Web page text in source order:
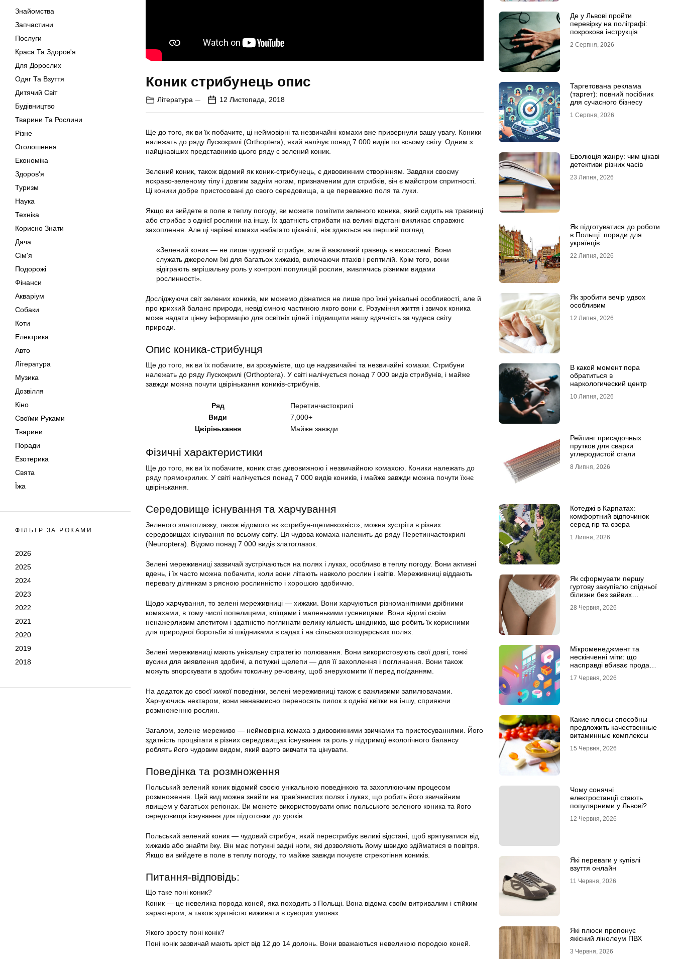
Знайомства
Запчастини
Послуги
Краса Та Здоров'я
Для Дорослих
Одяг Та Взуття
Дитячий Світ
Будівництво
Тварини Та Рослини
Різне
Оголошення
Економіка
Здоров'я
Туризм
Наука
Техніка
Корисно Знати
Дача
Сім'я
Подорожі
Фінанси
Акваріум
Собаки
Коти
Електрика
Авто
Література
Музика
Дозвілля
Кіно
Своїми Руками
Тварини
Поради
Езотерика
Свята
Їжа
ФІЛЬТР ЗА РОКАМИ
2026
2025
2024
2023
2022
2021
2020
2019
2018
Коник стрибунець опис
Література 12 Листопада, 2018
Ще до того, як ви їх побачите, ці неймовірні та незвичайні комахи вже привернули вашу увагу. Коники
належать до ряду Лускокрилі (Orthoptera), який налічує понад 7 000 видів по всьому світу. Одним з
найцікавіших представників цього ряду є зелений коник.
Зелений коник, також відомий як коник-стрибунець, є дивовижним створінням. Завдяки своєму
яскраво-зеленому тілу і довгим заднім ногам, призначеним для стрибків, він є майстром спритності.
Ці коники добре пристосовані до свого середовища, а це переважно поля та луки.
Якщо ви вийдете в поле в теплу погоду, ви можете помітити зеленого коника, який сидить на травинці
або стрибає з однієї рослини на іншу. Їх здатність стрибати на великі відстані викликає справжнє
захоплення. Але ці чарівні комахи набагато цікавіші, ніж здається на перший погляд.
«Зелений коник — не лише чудовий стрибун, але й важливий гравець в екосистемі. Вони
служать джерелом їжі для багатьох хижаків, включаючи птахів і рептилій. Крім того, вони
відіграють вирішальну роль у контролі популяцій рослин, живлячись різними видами
рослинності».
Досліджуючи світ зелених коників, ми можемо дізнатися не лише про їхні унікальні особливості, але й
про крихкий баланс природи, невід’ємною частиною якого вони є. Розуміння життя і звичок коника
може надати цінну інформацію для освітніх цілей і підвищити нашу вдячність за чудеса світу
природи.
Опис коника-стрибунця
Ще до того, як ви їх побачите, ви зрозумієте, що це надзвичайні та незвичайні комахи. Стрибуни
належать до ряду Лускокрилі (Orthoptera). У світі налічується понад 7 000 видів стрибунів, і майже
завжди можна почути цвірінькання коників-стрибунів.
Ряд
Перетинчастокрилі
Види
7,000+
Цвірінькання
Майже завжди
Фізичні характеристики
Ще до того, як ви їх побачите, коник стає дивовижною і незвичайною комахою. Коники належать до
ряду прямокрилих. У світі налічується понад 7 000 видів коників, і майже завжди можна почути їхнє
цвірінькання.
Середовище існування та харчування
Зеленого златоглазку, також відомого як «стрибун-щетинкохвіст», можна зустріти в різних
середовищах існування по всьому світу. Ця чудова комаха належить до ряду Перетинчастокрилі
(Neuroptera). Відомо понад 7 000 видів златоглазок.
Зелені мереживниці зазвичай зустрічаються на полях і луках, особливо в теплу погоду. Вони активні
вдень, і їх часто можна побачити, коли вони літають навколо рослин і квітів. Мереживниці віддають
перевагу ділянкам з рясною рослинністю і хорошою здобиччю.
Щодо харчування, то зелені мереживниці — хижаки. Вони харчуються різноманітними дрібними
комахами, в тому числі попелицями, кліщами і маленькими гусеницями. Вони відомі своїм
ненажерливим апетитом і здатністю поглинати велику кількість шкідників, що робить їх корисними
для природної боротьби зі шкідниками в садах і на сільськогосподарських полях.
Зелені мереживниці мають унікальну стратегію полювання. Вони використовують свої довгі, тонкі
вусики для виявлення здобичі, а потужні щелепи — для її захоплення і поглинання. Вони також
можуть впорскувати в здобич токсичну речовину, щоб знерухомити її перед поїданням.
На додаток до своєї хижої поведінки, зелені мереживниці також є важливими запилювачами.
Харчуючись нектаром, вони ненавмисно переносять пилок з однієї квітки на іншу, сприяючи
розмноженню рослин.
Загалом, зелене мереживо — неймовірна комаха з дивовижними звичками та пристосуваннями. Його
здатність процвітати в різних середовищах існування та роль у підтримці екологічного балансу
роблять його чудовим видом, який варто вивчати та цінувати.
Поведінка та розмноження
Польський зелений коник відомий своєю унікальною поведінкою та захоплюючим процесом
розмноження. Цей вид можна знайти на трав’янистих полях і луках, що робить його звичайним
явищем у багатьох регіонах. Ви можете використовувати опис польського зеленого коника та його
середовища існування для підготовки до уроків.
Польський зелений коник — чудовий стрибун, який перестрибує великі відстані, щоб врятуватися від
хижаків або знайти їжу. Він має потужні задні ноги, які дозволяють йому швидко здійматися в повітря.
Якщо ви вийдете в поле в теплу погоду, то майже завжди почуєте стрекотіння коників.
Питання-відповідь:
Що таке поні коник?
Коник — це невелика порода коней, яка походить з Польщі. Вона відома своїм витривалим і стійким
характером, а також здатністю виживати в суворих умовах.
Якого зросту поні конік?
Поні конік зазвичай мають зріст від 12 до 14 долонь. Вони вважаються невеликою породою коней.
Де у Львові пройти
перевірку на поліграфі:
покрокова інструкція
2 Серпня, 2026
Таргетована реклама
(таргет): повний посібник
для сучасного бізнесу
1 Серпня, 2026
Еволюція жанру: чим цікаві
детективи різних часів
23 Липня, 2026
Як підготуватися до роботи
в Польщі: поради для
українців
22 Липня, 2026
Як зробити вечір удвох
особливим
12 Липня, 2026
В какой момент пора
обратиться в
наркологический центр
10 Липня, 2026
Рейтинг присадочных
прутков для сварки
углеродистой стали
8 Липня, 2026
Котеджі в Карпатах:
комфортний відпочинок
серед гір та озера
1 Липня, 2026
Як сформувати першу
гуртову закупівлю спідньої
білизни без зайвих
28 Червня, 2026
Мікроменеджмент та
нескінченні міти: що
насправді вбиває продажі
17 Червня, 2026
Какие плюсы способны
предложить качественные
витаминные комплексы
15 Червня, 2026
Чому сонячні
електростанції стають
популярними у Львові?
12 Червня, 2026
Які переваги у купівлі
взуття онлайн
11 Червня, 2026
Які плюси пропонує
якісний лінолеум ПВХ
3 Червня, 2026